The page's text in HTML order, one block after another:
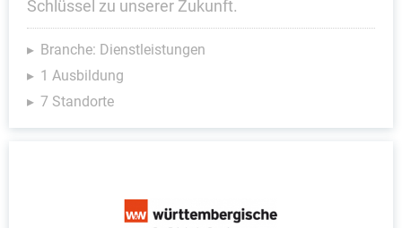
Schlüssel zu unserer Zukunft.
Branche: Dienstleistungen
1 Ausbildung
7 Standorte